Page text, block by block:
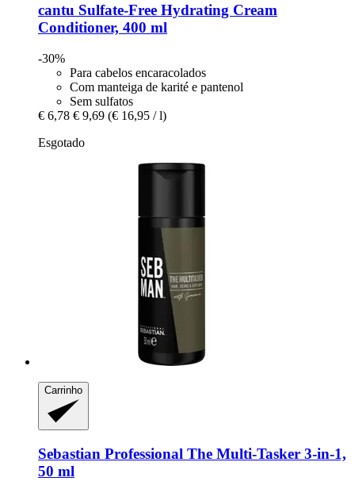
cantu Sulfate-​Free Hydrating Cream
Conditioner, 400 ml
-30%
Para cabelos encaracolados
Com manteiga de karité e pantenol
Sem sulfatos
€ 6,78 € 9,69 (€ 16,95 / l)
Esgotado
Carrinho
Sebastian Professional The Multi-​Tasker 3-​in-​1,
50 ml